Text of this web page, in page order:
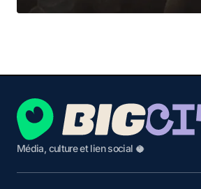
Média, culture et lien social 🥥